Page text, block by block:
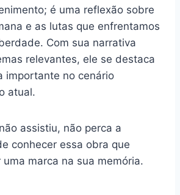
é uma reflexão sobre
e as lutas que enfrentamos
Com sua narrativa
relevantes, ele se destaca
importante no cenário
atual.
assistiu, não perca a
conhecer essa obra que
marca na sua memória.